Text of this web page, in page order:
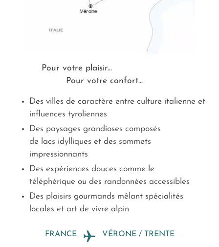
Pour votre plaisir...
Pour votre confort...
Des villes de caractère entre culture italienne et
influences tyroliennes
Des paysages grandioses composés
de lacs idylliques et des sommets
impressionnants
Des expériences douces comme le
téléphérique ou des randonnées accessibles
Des plaisirs gourmands mêlant spécialités
locales et art de vivre alpin
FRANCE VÉRONE / TRENTE